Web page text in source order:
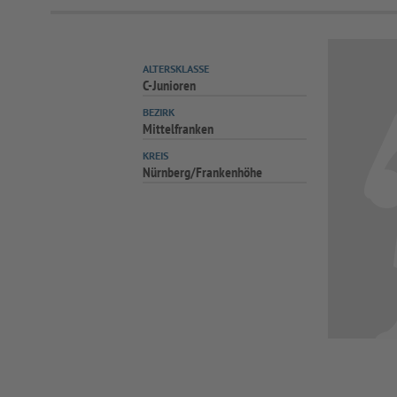
ALTERSKLASSE
C-Junioren
BEZIRK
Mittelfranken
KREIS
Nürnberg/Frankenhöhe